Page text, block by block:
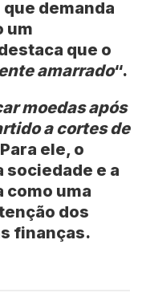
demanda
um
que o
amarrado“.
moedas após
a cortes de
ele, o
sociedade e a
como uma
dos
finanças.